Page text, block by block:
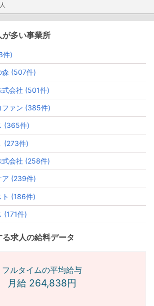
多い事業所
件)
森 (507件)
式会社 (501件)
ファン (385件)
(365件)
(273件)
式会社 (258件)
ア (239件)
ト (186件)
(171件)
求人の給料データ
フルタイムの平均給与
月給 264,838円